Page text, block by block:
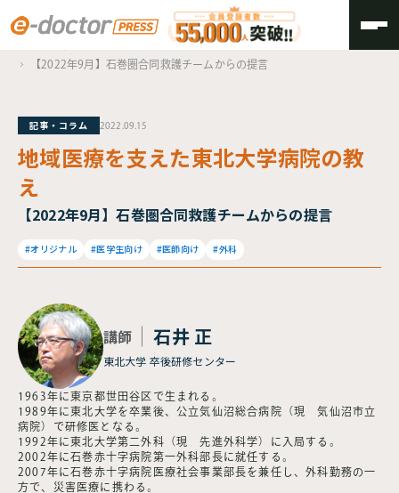
TOP
継続可能な地域医療体制について
【2022年9月】石巻圏合同救護チームからの提言
記事・コラム 2022.09.15
地域医療を支えた東北大学病院の教
え
【2022年9月】石巻圏合同救護チームからの提言
#オリジナル #医学生向け #医師向け #外科
講師 石井 正
東北大学 卒後研修センター
1963年に東京都世田谷区で生まれる。
1989年に東北大学を卒業後、公立気仙沼総合病院（現 気仙沼市立
病院）で研修医となる。
1992年に東北大学第二外科（現 先進外科学）に入局する。
2002年に石巻赤十字病院第一外科部長に就任する。
2007年に石巻赤十字病院医療社会事業部長を兼任し、外科勤務の一
方で、災害医療に携わる。